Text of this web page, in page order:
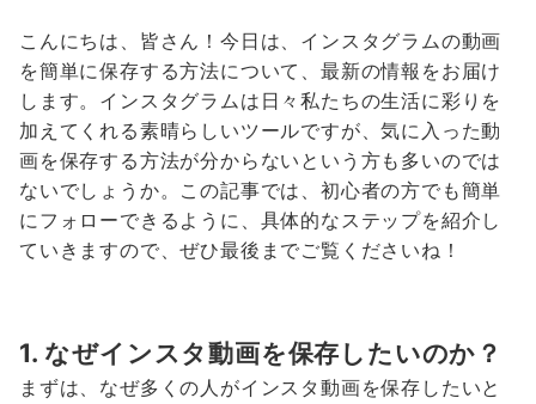
こんにちは、皆さん！今日は、インスタグラムの動画
を簡単に保存する方法について、最新の情報をお届け
します。インスタグラムは日々私たちの生活に彩りを
加えてくれる素晴らしいツールですが、気に入った動
画を保存する方法が分からないという方も多いのでは
ないでしょうか。この記事では、初心者の方でも簡単
にフォローできるように、具体的なステップを紹介し
ていきますので、ぜひ最後までご覧くださいね！
1. なぜインスタ動画を保存したいのか？
まずは、なぜ多くの人がインスタ動画を保存したいと